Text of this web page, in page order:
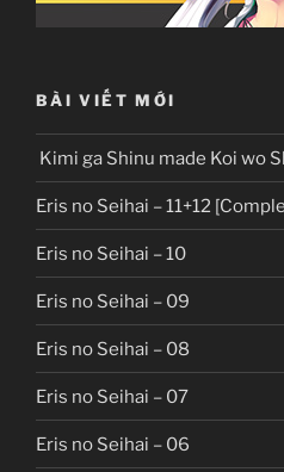
BÀI VIẾT MỚI
Kimi ga Shinu made Koi wo
Eris no Seihai – 11+12
Eris no Seihai – 10
Eris no Seihai – 09
Eris no Seihai – 08
Eris no Seihai – 07
Eris no Seihai – 06